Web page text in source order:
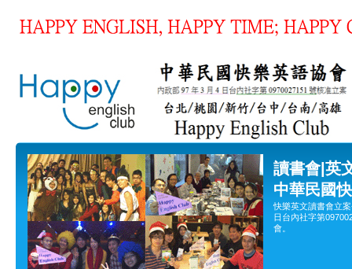
讀書會|英
中華民國
快樂英文讀書會立
日台內社字第
會。